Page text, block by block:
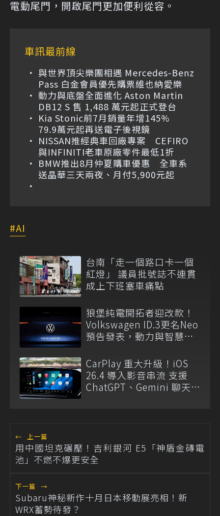
電動尾門，開啟尾門更加便利從容。
車訊最前線
與世界頂尖樂團相遇 Mercedes-Benz
Pass 白金會員優先購票維也納愛樂
動力與底盤全面進化 Aston Martin
DB12 S 售 1,488 萬元起正式登台
Kia Stonic前7月銷量年增145%
79.9萬元起再送電子後視鏡
NISSAN推經典車回廠專案 CEFIRO
與INFINITI老車原廠零件最低1折
BMW推出8月仲夏購車優惠 全車系
送晶華三天兩夜、月付5,900元起
AI
台南「走一個路口卡一個
紅燈」 議員批號誌不連貫
成上下班塞車痛點
狼堡純電開拓者迎改款！
Volkswagen ID.3更名Neo
預告發表，動力與智慧座
CarPlay 重大升級！iOS
26.4 導入影音串流 支援
ChatGPT、Gemini 聊天
← 上一篇
用中國坦克碾壓！吉利銀河 E5「神盾金磚電
池」不燃不爆更安全
下一篇 →
Subaru神秘新作十月日本移動展亮相！新
WRX蓄勢待發？